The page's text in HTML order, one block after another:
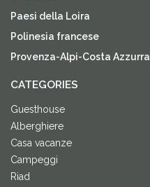
Paesi della Loira
Polinesia francese
Provenza-Alpi-Costa Azzurra
CATEGORIES
Guesthouse
Alberghiere
Casa vacanze
Campeggi
Riad